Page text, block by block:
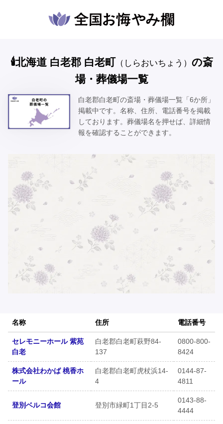
🕯️北海道 白老郡 白老町 （しらおいちょう） の斎
場・葬儀場一覧
白老郡白老町の斎場・葬儀場一覧「6か所」
掲載中です。名称、住所、電話番号を掲載
しております。葬儀場名を押せば、詳細情
報を確認することができます。
名称 住所 電話番号
セレモニーホール 紫苑
白老
白老郡白老町萩野84-
137
0800-800-
8424
株式会社わかば 桃香ホ
ール
白老郡白老町虎杖浜14-
4
0144-87-
4811
登別ベルコ会館 登別市緑町1丁目2-5
0143-88-
4444